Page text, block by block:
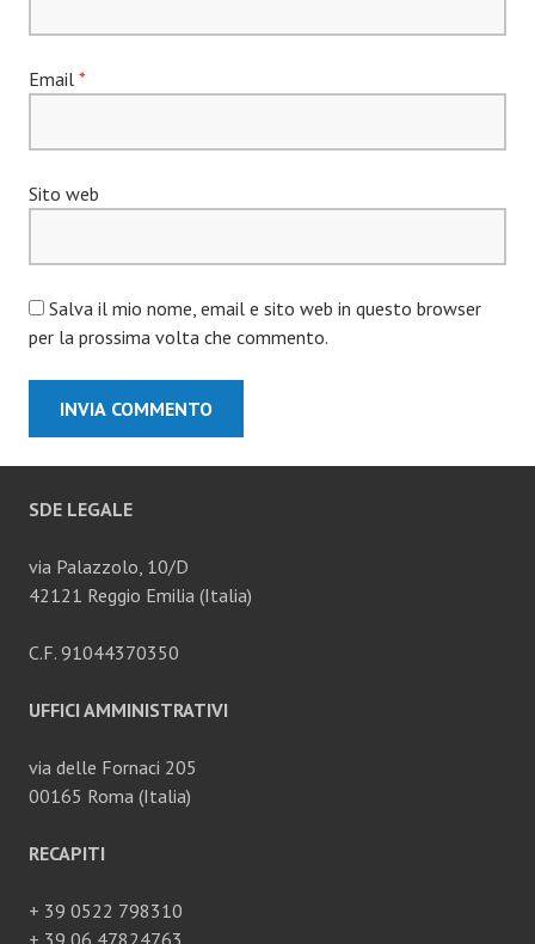
Email *
Sito web
Salva il mio nome, email e sito web in questo browser
per la prossima volta che commento.
SDE LEGALE
via Palazzolo, 10/D
42121 Reggio Emilia (Italia)
C.F. 91044370350
UFFICI AMMINISTRATIVI
via delle Fornaci 205
00165 Roma (Italia)
RECAPITI
+ 39 0522 798310
+ 39 06 47824763